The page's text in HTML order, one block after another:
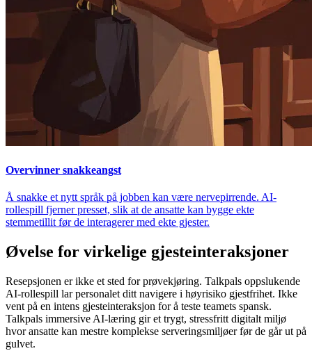
Overvinner snakkeangst
Å snakke et nytt språk på jobben kan være nervepirrende. AI-
rollespill fjerner presset, slik at de ansatte kan bygge ekte
stemmetillit før de interagerer med ekte gjester.
Øvelse for virkelige gjesteinteraksjoner
Resepsjonen er ikke et sted for prøvekjøring. Talkpals oppslukende
AI-rollespill lar personalet ditt navigere i høyrisiko gjestfrihet. Ikke
vent på en intens gjesteinteraksjon for å teste teamets spansk.
Talkpals immersive AI-læring gir et trygt, stressfritt digitalt miljø
hvor ansatte kan mestre komplekse serveringsmiljøer før de går ut på
gulvet.